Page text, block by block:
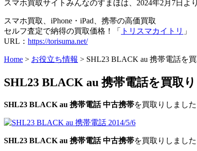
スマホ買取サイトみんなのすまほは、2024年2月7日
スマホ買取、iPhone・iPad、携帯の高価買取
セルフ査定で納得の買取価格！「
トリスマカイトリ 」
URL： https://torisuma.net/
Home > お役立ち情報 > SHL23 BLACK au 携帯電話を
SHL23 BLACK au 携帯電話を買取
SHL23 BLACK au 携帯電話 中古携帯を買取りしました
SHL23 BLACK au 携帯電話 中古携帯を買取りしました